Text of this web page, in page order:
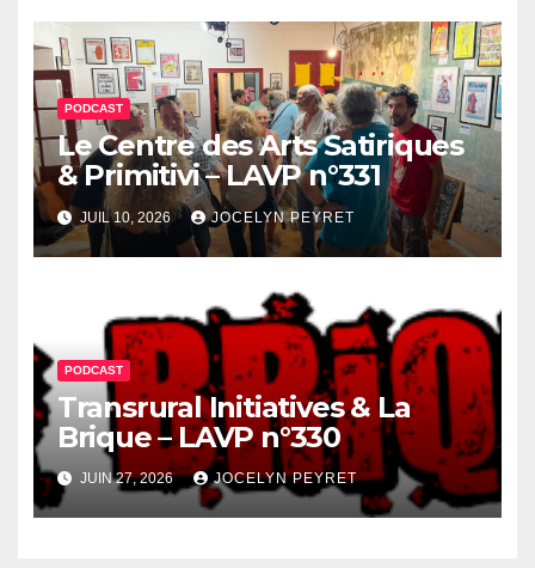
PODCAST
Le Centre des Arts Satiriques
& Primitivi – LAVP n°331
JUIL 10, 2026 JOCELYN PEYRET
PODCAST
Transrural Initiatives & La
Brique – LAVP n°330
JUIN 27, 2026 JOCELYN PEYRET